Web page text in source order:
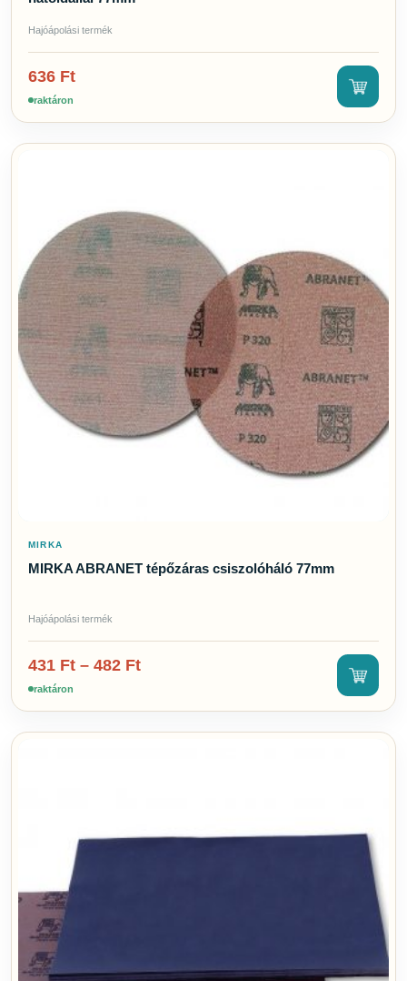
Hajóápolási termék
636 Ft
raktáron
MIRKA
MIRKA ABRANET tépőzáras csiszolóháló 77mm
Hajóápolási termék
431 Ft – 482 Ft
raktáron